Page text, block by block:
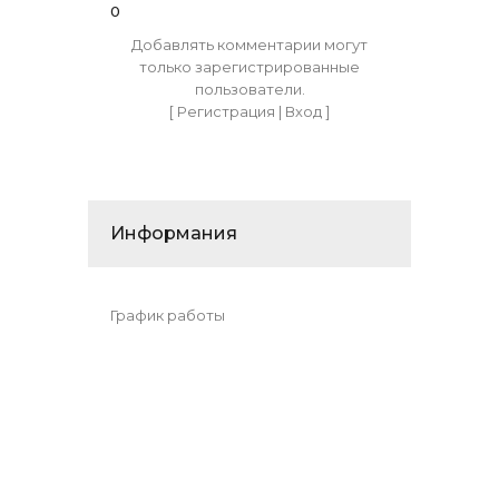
0
Добавлять комментарии могут
только зарегистрированные
пользователи.
[ Регистрация | Вход]
Информания
График работы